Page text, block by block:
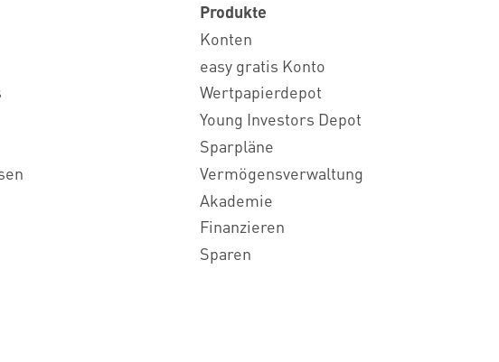
Produkte
Konten
easy gratis Konto
Wertpapierdepot
Young Investors Depot
Sparpläne
Vermögensverwaltung
Akademie
Finanzieren
Sparen